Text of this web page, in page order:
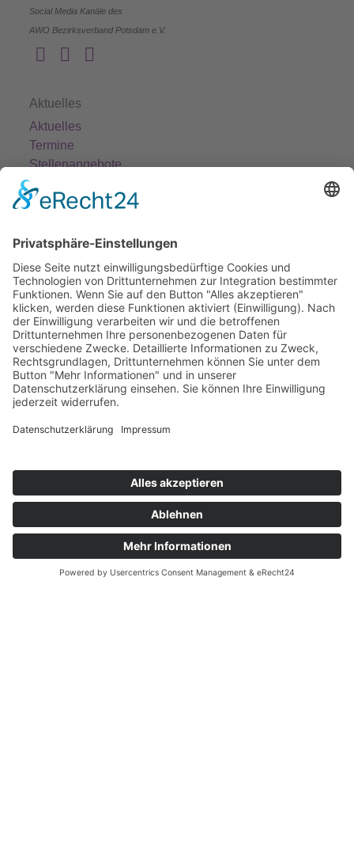
Social Media Kanäle des
AWO Bezirksverband Potsdam e.V.
Aktuelles
Aktuelles
Termine
Stellenangebote
Fort- und Weiterbildung
Projekte
Einrichtungen
Ortsvereine
Projekte
Struktur AWO Potsdam
AWO vor Ort
Wer wir sind
Governance & Compliance
Hilfe & Service
Mitglied werden
Bedienhilfen